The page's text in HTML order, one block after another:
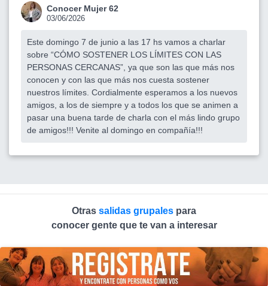
Conocer Mujer 62
03/06/2026
Este domingo 7 de junio a las 17 hs vamos a charlar
sobre “CÓMO SOSTENER LOS LÍMITES CON LAS
PERSONAS CERCANAS”, ya que son las que más nos
conocen y con las que más nos cuesta sostener
nuestros límites. Cordialmente esperamos a los nuevos
amigos, a los de siempre y a todos los que se animen a
pasar una buena tarde de charla con el más lindo grupo
de amigos!!! Venite al domingo en compañía!!!
Otras salidas grupales para
conocer gente que te van a interesar